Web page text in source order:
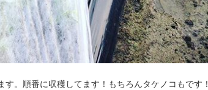
。順番に収穫してます！もちろんタケノコもです！